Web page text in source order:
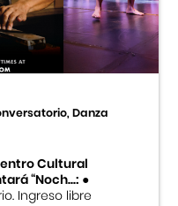
Danza
Cultural
“Noch...:●
Ingreso libre